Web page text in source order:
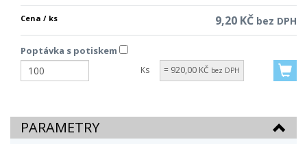
Cena / ks 9,20 KČ bez DPH
Poptávka s potiskem
Ks = 920,00 KČ bez DPH
PARAMETRY